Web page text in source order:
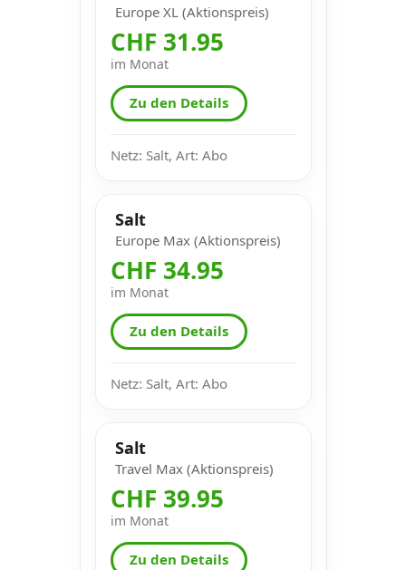
Europe XL (Aktionspreis)
CHF 31.95
im Monat
Zu den Details
Netz: Salt, Art: Abo
Salt
Europe Max (Aktionspreis)
CHF 34.95
im Monat
Zu den Details
Netz: Salt, Art: Abo
Salt
Travel Max (Aktionspreis)
CHF 39.95
im Monat
Zu den Details